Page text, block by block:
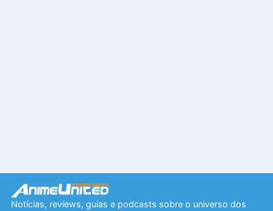
Notícias, reviews, guias e podcasts sobre o universo dos